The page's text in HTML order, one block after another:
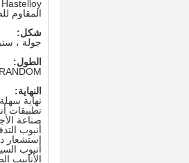
المقاوم
شكل:
جولة ،
الطول:
RANDOM أحادية ، RANDOM مزدوجة ، نموذج الملف ، قطع الطول
النهاية:
نهاية
تطبيقات
صناعة
أنبوب
استشعار
أنبوب
الأنابيب